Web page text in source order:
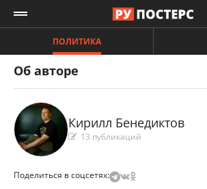
ПОЛИТИКА
Об авторе
Кирилл Бенедиктов
13 публикаций
Поделиться в соцсетях: